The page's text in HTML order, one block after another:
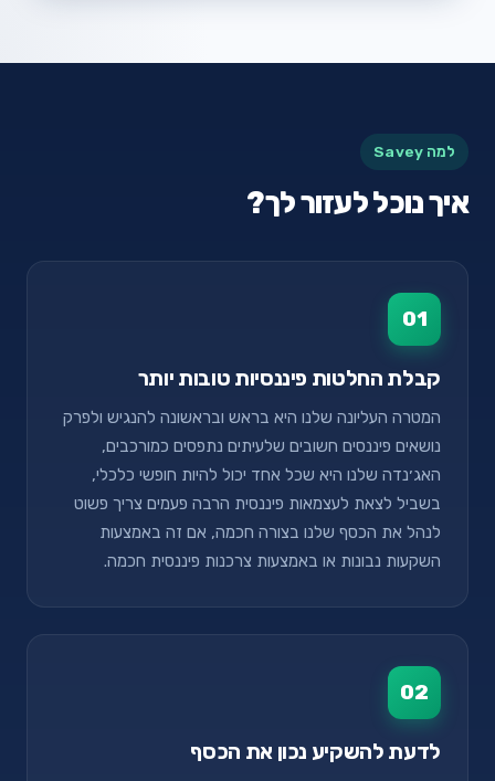
למה Savey
איך נוכל לעזור לך?
01
קבלת החלטות פיננסיות טובות יותר
המטרה העליונה שלנו היא בראש ובראשונה להנגיש ולפרק
נושאים פיננסים חשובים שלעיתים נתפסים כמורכבים,
האג׳נדה שלנו היא שכל אחד יכול להיות חופשי כלכלי,
בשביל לצאת לעצמאות פיננסית הרבה פעמים צריך פשוט
לנהל את הכסף שלנו בצורה חכמה, אם זה באמצעות
השקעות נבונות או באמצעות צרכנות פיננסית חכמה.
02
לדעת להשקיע נכון את הכסף